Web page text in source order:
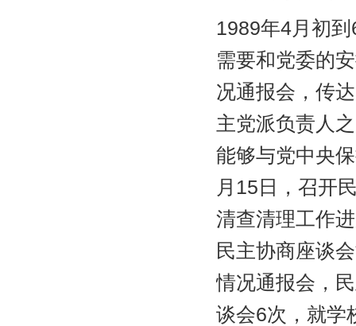
1989年4月初
需要和党委的
况通报会，传
主党派负责人
能够与党中央
月15日，召开
清查清理工作
民主协商座谈
情况通报会，
谈会6次，就学